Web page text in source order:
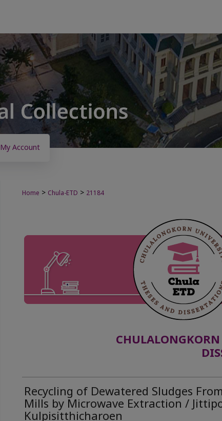
My Account
Home > Chula-ETD > 21184
Recycling of Dewatered Sludges
Mills by Microwave Extraction /
Kulpisitthicharoen